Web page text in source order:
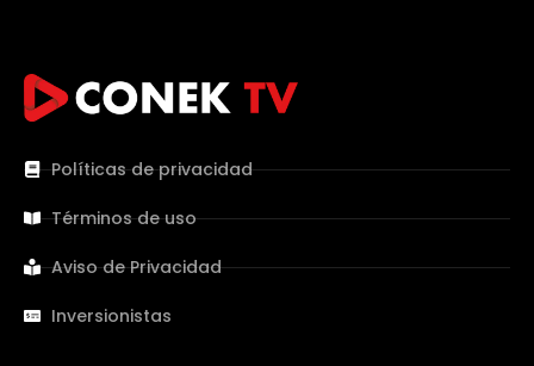
Políticas de privacidad
Términos de uso
Aviso de Privacidad
Inversionistas